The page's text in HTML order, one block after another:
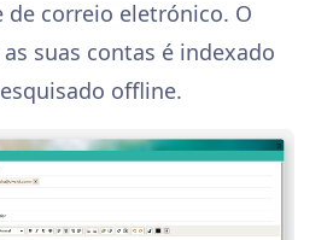
de correio eletrónico. O
suas contas é indexado
offline.